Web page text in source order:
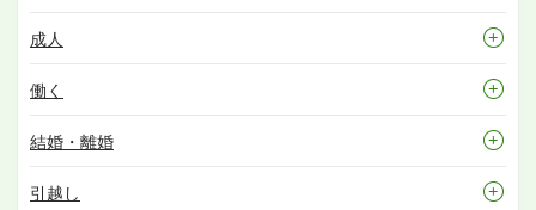
成人
働く
結婚・離婚
引越し